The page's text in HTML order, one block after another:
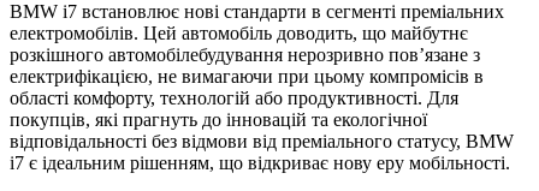
BMW i7 встановлює нові стандарти в сегменті преміальних
електромобілів. Цей автомобіль доводить, що майбутнє
розкішного автомобілебудування нерозривно пов’язане з
електрифікацією, не вимагаючи при цьому компромісів в
області комфорту, технологій або продуктивності. Для
покупців, які прагнуть до інновацій та екологічної
відповідальності без відмови від преміального статусу, BMW
i7 є ідеальним рішенням, що відкриває нову еру мобільності.